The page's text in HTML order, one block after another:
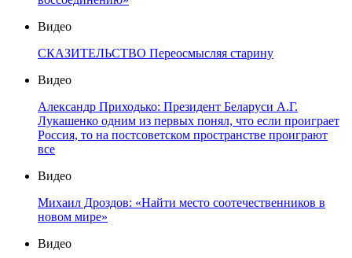
Видео
СКАЗИТЕЛЬСТВО Переосмысляя старину
Видео
Александр Приходько: Президент Беларуси А.Г.
Лукашенко одним из первых понял, что если проиграет
Россия, то на постсоветском пространстве проиграют
все
Видео
Михаил Дроздов: «Найти место соотечественников в
новом мире»
Видео